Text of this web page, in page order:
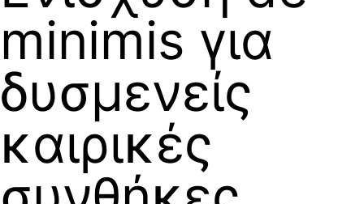
minimis για
δυσμενείς
καιρικές